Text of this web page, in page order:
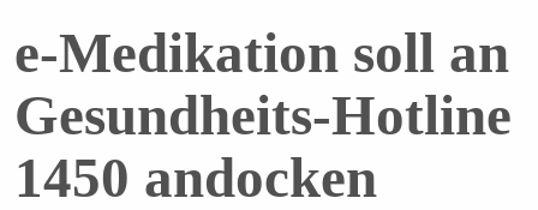
e-Medikation soll an
Gesundheits-Hotline
1450 andocken